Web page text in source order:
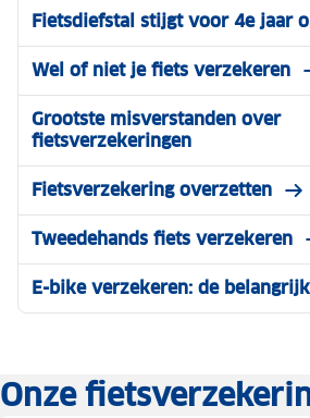
Fietsdiefstal stijgt voor 4e jaar
Wel of niet je fiets verzekeren
Grootste misverstanden over
fietsverzekeringen
Fietsverzekering overzetten
Tweedehands fiets verzekeren
E-bike verzekeren: de
Onze